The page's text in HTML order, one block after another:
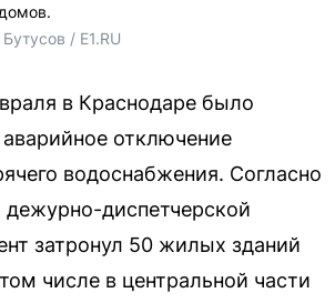
/ E1.RU
в Краснодаре было
отключение
водоснабжения. Согласно
диспетчерской
затронул 50 жилых зданий
числе в центральной части